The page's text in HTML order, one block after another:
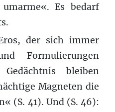
Es bedarf
der sich immer
Formulierungen
bleiben
Magneten die
(S. 41). Und (S. 46):